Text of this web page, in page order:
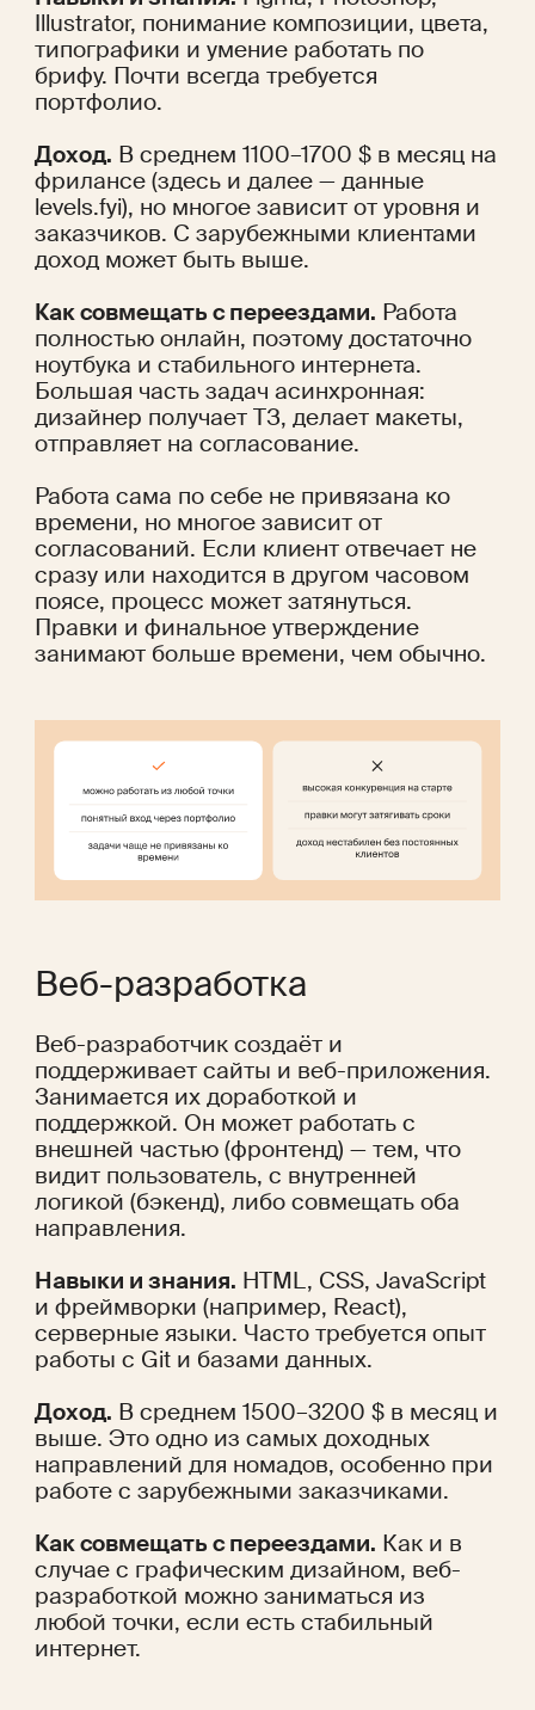
Illustrator, понимание композиции, цвета,
типографики и умение работать по
брифу. Почти всегда требуется
портфолио.
Доход. В среднем 1100–1700 $ в месяц на
фрилансе (здесь и далее — данные
levels.fyi), но многое зависит от уровня и
заказчиков. С зарубежными клиентами
доход может быть выше.
Как совмещать с переездами. Работа
полностью онлайн, поэтому достаточно
ноутбука и стабильного интернета.
Большая часть задач асинхронная:
дизайнер получает ТЗ, делает макеты,
отправляет на согласование.
Работа сама по себе не привязана ко
времени, но многое зависит от
согласований. Если клиент отвечает не
сразу или находится в другом часовом
поясе, процесс может затянуться.
Правки и финальное утверждение
занимают больше времени, чем обычно.
Веб-разработка
Веб-разработчик создаёт и
поддерживает сайты и веб-приложения.
Занимается их доработкой и
поддержкой. Он может работать с
внешней частью (фронтенд) — тем, что
видит пользователь, с внутренней
логикой (бэкенд), либо совмещать оба
направления.
Навыки и знания. HTML, CSS, JavaScript
и фреймворки (например, React),
серверные языки. Часто требуется опыт
работы с Git и базами данных.
Доход. В среднем 1500–3200 $ в месяц и
выше. Это одно из самых доходных
направлений для номадов, особенно при
работе с зарубежными заказчиками.
Как совмещать с переездами. Как и в
случае с графическим дизайном, веб-
разработкой можно заниматься из
любой точки, если есть стабильный
интернет.